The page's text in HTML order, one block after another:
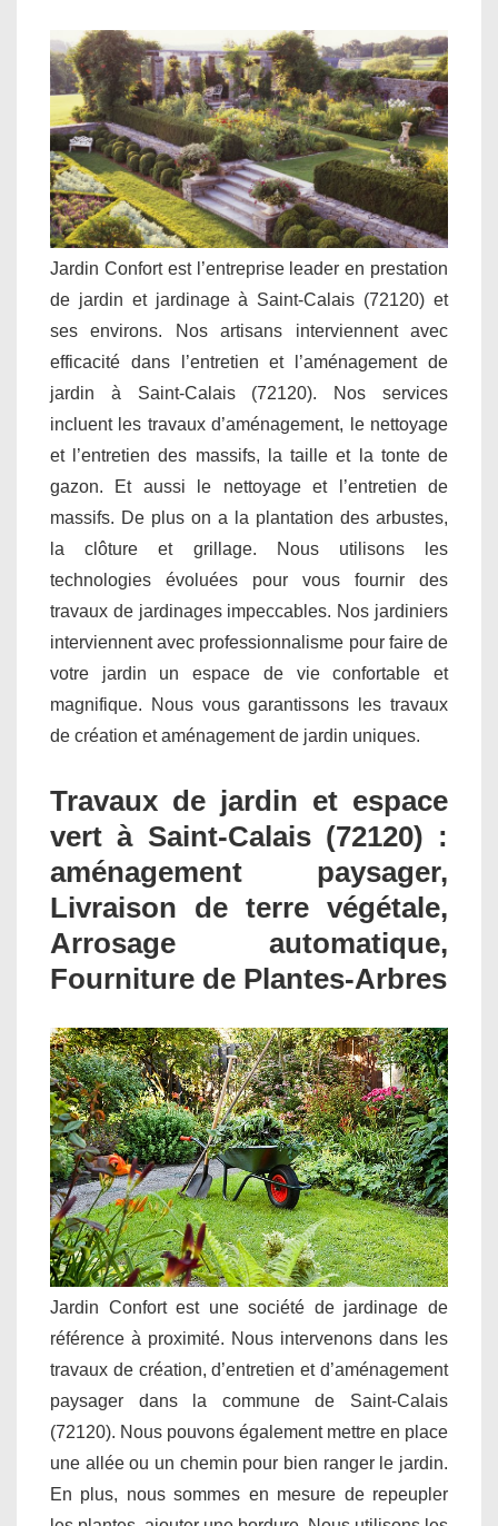
Jardin Confort est l’entreprise leader en prestation
de jardin et jardinage à Saint-Calais (72120) et
ses environs. Nos artisans interviennent avec
efficacité dans l’entretien et l’aménagement de
jardin à Saint-Calais (72120). Nos services
incluent les travaux d’aménagement, le nettoyage
et l’entretien des massifs, la taille et la tonte de
gazon. Et aussi le nettoyage et l’entretien de
massifs. De plus on a la plantation des arbustes,
la clôture et grillage. Nous utilisons les
technologies évoluées pour vous fournir des
travaux de jardinages impeccables. Nos jardiniers
interviennent avec professionnalisme pour faire de
votre jardin un espace de vie confortable et
magnifique. Nous vous garantissons les travaux
de création et aménagement de jardin uniques.
Travaux de jardin et espace
vert à Saint-Calais (72120) :
aménagement paysager,
Livraison de terre végétale,
Arrosage automatique,
Fourniture de Plantes-Arbres
Jardin Confort est une société de jardinage de
référence à proximité. Nous intervenons dans les
travaux de création, d’entretien et d’aménagement
paysager dans la commune de Saint-Calais
(72120). Nous pouvons également mettre en place
une allée ou un chemin pour bien ranger le jardin.
En plus, nous sommes en mesure de repeupler